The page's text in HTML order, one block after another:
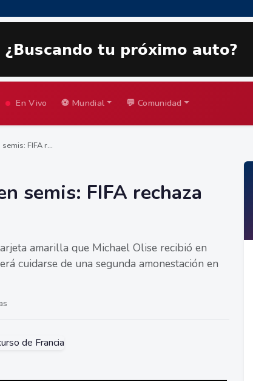
En Vivo ⚽ Mundial 💬 Comunidad
FIFA r...
semis: FIFA rechaza
amarilla que Michael Olise recibió en
cuidarse de una segunda amonestación en